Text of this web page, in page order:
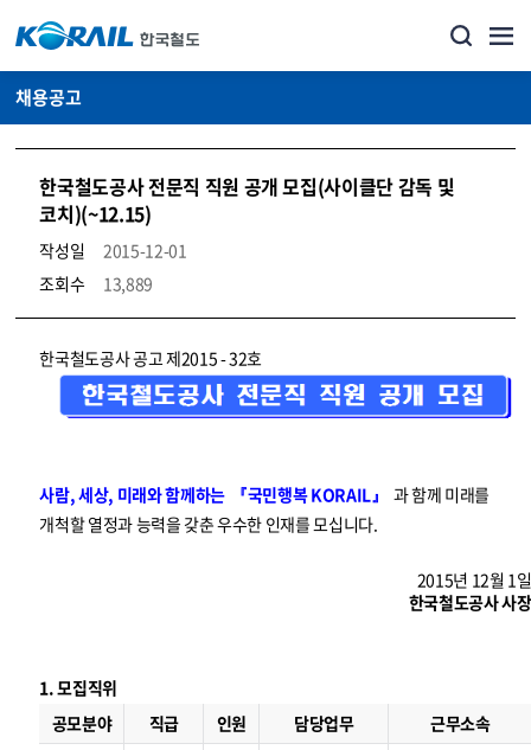
채용공고
한국철도공사 전문직 직원 공개 모집(사이클단 감독 및
코치)(~12.15)
작성일
2015-12-01
조회수
13,889
코레일소개_경영공시_채용공고 상세보기 – 내용, 파일, 담당자 연락처로 구성
한국철도공사 공고 제2015 - 32호
사람, 세상, 미래와 함께하는 『국민행복 KORAIL』
과 함께 미래를
개척할 열정과 능력을 갖춘 우수한 인재를 모십니다.
2015년 12월 1일
한국철도공사 사장
1. 모집직위
공모분야 직급 인원 담당업무 근무소속